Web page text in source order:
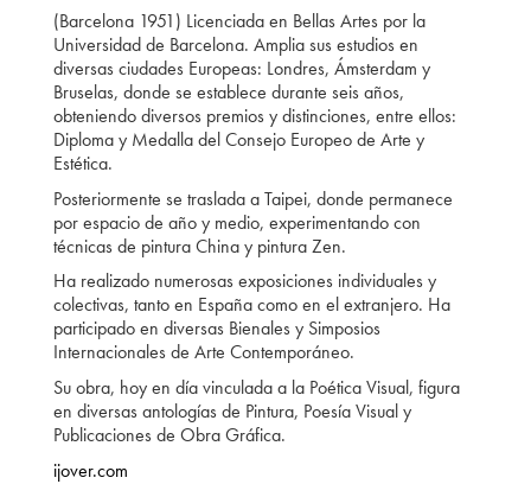
(Barcelona 1951) Licenciada en Bellas Artes por la
Universidad de Barcelona. Amplia sus estudios en
diversas ciudades Europeas: Londres, Ámsterdam y
Bruselas, donde se establece durante seis años,
obteniendo diversos premios y distinciones, entre ellos:
Diploma y Medalla del Consejo Europeo de Arte y
Estética.
Posteriormente se traslada a Taipei, donde permanece
por espacio de año y medio, experimentando con
técnicas de pintura China y pintura Zen.
Ha realizado numerosas exposiciones individuales y
colectivas, tanto en España como en el extranjero. Ha
participado en diversas Bienales y Simposios
Internacionales de Arte Contemporáneo.
Su obra, hoy en día vinculada a la Poética Visual, figura
en diversas antologías de Pintura, Poesía Visual y
Publicaciones de Obra Gráfica.
ijover.com